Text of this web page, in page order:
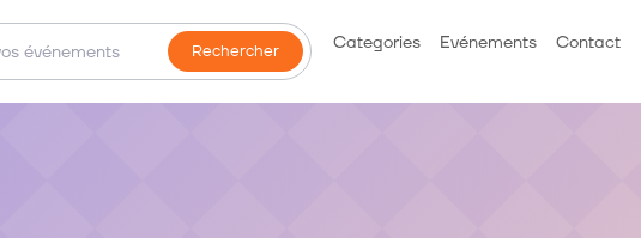
Rechercher Categories Evénements Contact